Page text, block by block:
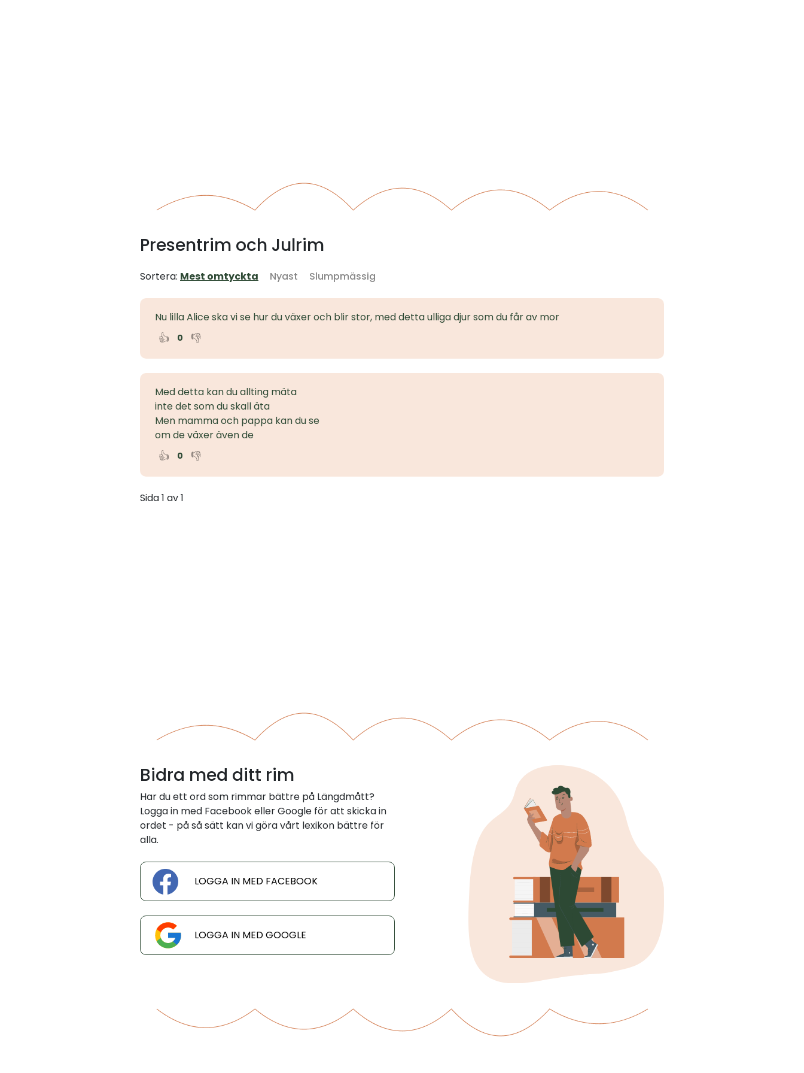
Presentrim och Julrim
Sortera: Mest omtyckta Nyast Slumpmässig
Nu lilla Alice ska vi se hur du växer och blir stor, med detta ulliga djur som du får av mor
👍 0 👎
Med detta kan du allting mäta
inte det som du skall äta
Men mamma och pappa kan du se
om de växer även de
👍 0 👎
Sida 1 av 1
Bidra med ditt rim
Har du ett ord som rimmar bättre på Längdmått?
Logga in med Facebook eller Google för att skicka in
ordet - på så sätt kan vi göra vårt lexikon bättre för
alla.
LOGGA IN MED FACEBOOK
LOGGA IN MED GOOGLE